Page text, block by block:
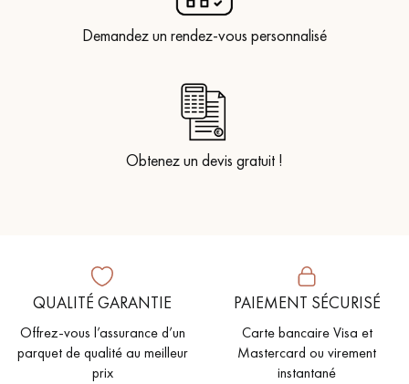
Demandez un rendez-vous personnalisé
Obtenez un devis gratuit !
QUALITÉ GARANTIE
Offrez-vous l’assurance d’un
parquet de qualité au meilleur
prix
PAIEMENT SÉCURISÉ
Carte bancaire Visa et
Mastercard ou virement
instantané